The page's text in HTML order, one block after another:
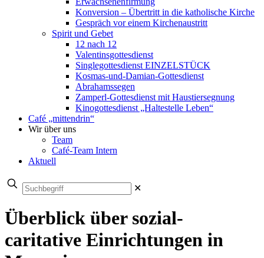
Konversion – Übertritt in die katholische Kirche
Gespräch vor einem Kirchenaustritt
Spirit und Gebet
12 nach 12
Valentinsgottesdienst
Singlegottesdienst EINZELSTÜCK
Kosmas-und-Damian-Gottesdienst
Abrahamssegen
Zamperl-Gottesdienst mit Haustiersegnung
Kinogottesdienst „Haltestelle Leben“
Café „mittendrin“
Wir über uns
Team
Café-Team Intern
Aktuell
✕
Überblick über sozial-
caritative Einrichtungen in